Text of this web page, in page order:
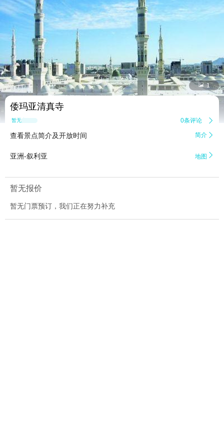
 1
倭玛亚清真寺
暂无点评 0条评论 
查看景点简介及开放时间 简介 
亚洲-叙利亚 地图 
暂无报价
暂无门票预订，我们正在努力补充
